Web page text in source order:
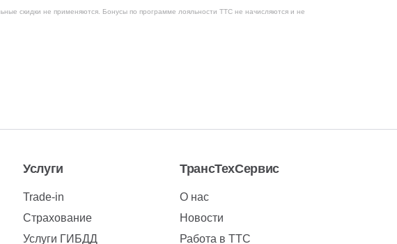
скидки не применяются. Бонусы по программе лояльности ТТС не начисляются и не
Услуги
Trade-in
Страхование
Услуги ГИБДД
ТрансТехСервис
О нас
Новости
Работа в ТТС